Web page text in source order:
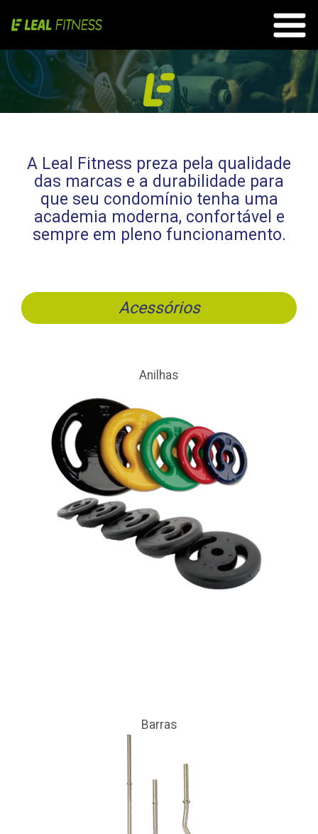
A Leal Fitness preza pela qualidade
das marcas e a durabilidade para
que seu condomínio tenha uma
academia moderna, confortável e
sempre em pleno funcionamento.
Acessórios
Anilhas
Barras